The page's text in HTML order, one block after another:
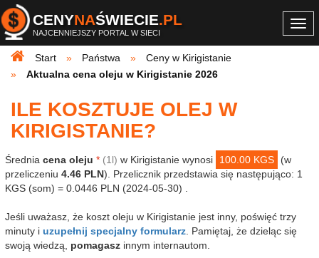
CENYNAŚWIECIE.PL
NAJCENNIEJSZY PORTAL W SIECI
Start
Państwa
Ceny w Kirigistanie
Aktualna cena oleju w Kirigistanie 2026
ILE KOSZTUJE OLEJ W
KIRIGISTANIE?
Średnia cena oleju * (1l) w Kirigistanie wynosi 100.00 KGS
(w
przeliczeniu 4.46 PLN). Przelicznik przedstawia się następująco: 1
KGS (som) = 0.0446 PLN (2024-05-30) .
Jeśli uważasz, że koszt oleju w Kirigistanie jest inny, poświęć trzy
minuty i uzupełnij specjalny formularz . Pamiętaj, że dzieląc się
swoją wiedzą, pomagasz innym internautom.